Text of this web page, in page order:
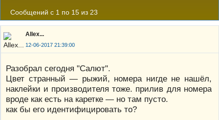
Сообщений с 1 по 15 из 23
Allex...
12-06-2017 21:39:00
Разобрал сегодня "Салют".
Цвет странный — рыжий, номера нигде не нашёл,
наклейки и производителя тоже. прилив для номера
вроде как есть на каретке — но там пусто.
как бы его идентифицировать то?